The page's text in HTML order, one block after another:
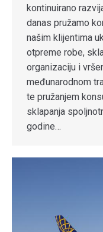
kontinuirano
danas pružamo
našim klijentima
otpreme robe,
organizaciju i
međunarodnom
te pružanjem
sklapanja
godine…